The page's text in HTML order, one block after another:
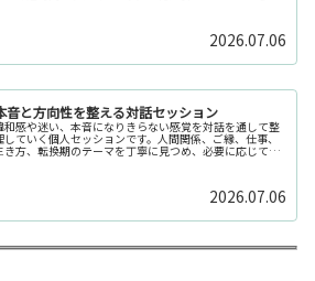
か分からない」「今の自分の状態を整理したい」そんな時
2026.07.06
音と方向性を整える対話セッション
和感や迷い、本音になりきらない感覚を対話を通して整
していく個人セッションです。人間関係、ご縁、仕事、
き方、転換期のテーマを丁寧に見つめ、必要に応じてカ
ードや感性の視点も補助的に用います。
2026.07.06